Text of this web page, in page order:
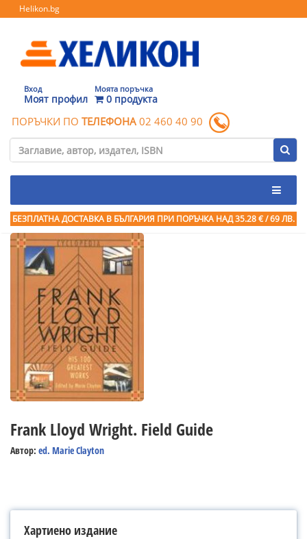
Helikon.bg
Вход
Моят профил
Моята поръчка
0 продукта
ПОРЪЧКИ ПО ТЕЛЕФОНА 02 460 40 90
БЕЗПЛАТНА ДОСТАВКА В БЪЛГАРИЯ ПРИ ПОРЪЧКА НАД 35.28 € / 69 ЛВ.
Frank Lloyd Wright. Field Guide
Автор: ed. Marie Clayton
Хартиено издание